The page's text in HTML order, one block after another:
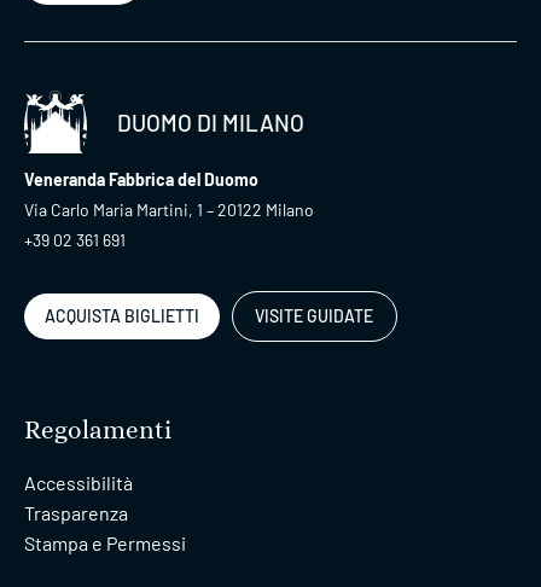
DUOMO DI MILANO
Veneranda Fabbrica del Duomo
Via Carlo Maria Martini, 1 – 20122 Milano
+39 02 361 691
ACQUISTA BIGLIETTI VISITE GUIDATE
Regolamenti
Accessibilità
Trasparenza
Stampa e Permessi